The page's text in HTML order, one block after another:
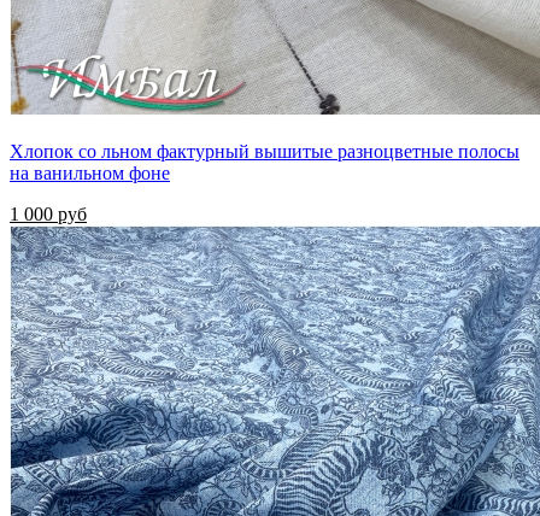
Хлопок со льном фактурный вышитые разноцветные полосы
на ванильном фоне
1 000 руб